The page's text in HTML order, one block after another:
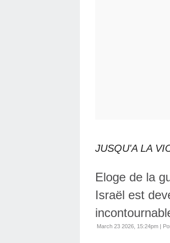
JUSQU'A LA
Eloge de la
Israël est
March 23 2026, 15:24pm |